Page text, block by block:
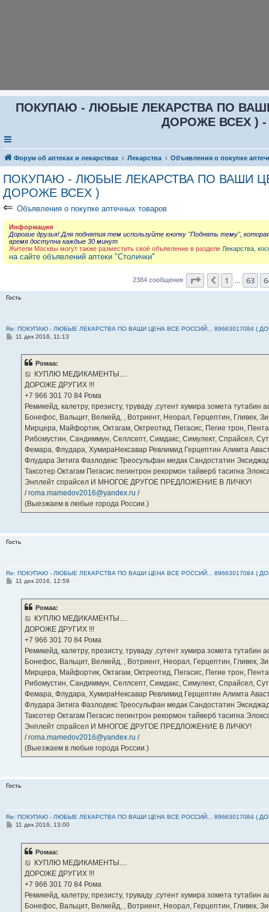
ПОКУПАЮ - ЛЮБЫЕ ЛЕКАРСТВА ПО ВАШИ
ДОРОЖЕ ВСЕХ ) -
Форум об аптеках и лекарствах Лекарства Объявления о покупке
ПОКУПАЮ - ЛЮБЫЕ ЛЕКАРСТВА ПО ВАШИ
ДОРОЖЕ ВСЕХ )
⇐ Объявления о покупке аптечных товаров
Информация
Дорогие друзья! Для поднятия тем используйте кнопку "Поднять тему",
время доступна каждые 30 минут
Жители Москвы могут также разместить своё объявление в разделе Лекарства,
на сайте объявлений аптеки "Столички"
2384 сообщения Страница 65из
Пред.
1 63
Гость
Re: ПОКУПАЮ - ЛЮБЫЕ ЛЕКАРСТВА ПО ВАШИ ЦЕНА ВСЕ РОССИЙ... 89663017084 (
С11 дек 2016, 11:13
Ромаа:
КУПЛЮ МЕДИКАМЕНТЫ....
ДОРОЖЕ ДРУГИХ !!!
‪+7 966 301 70 84‬ Рома
Ремикейд, калетру, презисту, труваду ,сутент хумира зомета
Бонефос, Вальцит, Велкейд, , Вотриент, Неорал, Герцептин, Гливек,
Мирцера, Майфортик, Октагам, Октреотид, Пегасис, Пегие трон,
Рибомустин, Сандиммун, Селлсепт, Симдакс, Симулект, Спрайсел,
Фемара, Флудара, ХумираНексавар Ревлимид Герцептин Алимта
Флудара Зитига Фазлодекс Треосульфан медак Сандостатин
Таксотер Октагам Пегасис пегинтрон рекормон тайверб тасигна
Энплейт спрайсел И МНОГОЕ ДРУГОЕ ПРЕДЛОЖЕНИЕ В ЛИЧКУ!
/roma.mamedov2016@yandex.ru /
(Выезжаем в любые города России.)
Гость
Re: ПОКУПАЮ - ЛЮБЫЕ ЛЕКАРСТВА ПО ВАШИ ЦЕНА ВСЕ РОССИЙ... 89663017084 (
С11 дек 2016, 12:59
Ромаа:
КУПЛЮ МЕДИКАМЕНТЫ....
ДОРОЖЕ ДРУГИХ !!!
‪+7 966 301 70 84‬ Рома
Ремикейд, калетру, презисту, труваду ,сутент хумира зомета
Бонефос, Вальцит, Велкейд, , Вотриент, Неорал, Герцептин, Гливек,
Мирцера, Майфортик, Октагам, Октреотид, Пегасис, Пегие трон,
Рибомустин, Сандиммун, Селлсепт, Симдакс, Симулект, Спрайсел,
Фемара, Флудара, ХумираНексавар Ревлимид Герцептин Алимта
Флудара Зитига Фазлодекс Треосульфан медак Сандостатин
Таксотер Октагам Пегасис пегинтрон рекормон тайверб тасигна
Энплейт спрайсел И МНОГОЕ ДРУГОЕ ПРЕДЛОЖЕНИЕ В ЛИЧКУ!
/roma.mamedov2016@yandex.ru /
(Выезжаем в любые города России.)
Гость
Re: ПОКУПАЮ - ЛЮБЫЕ ЛЕКАРСТВА ПО ВАШИ ЦЕНА ВСЕ РОССИЙ... 89663017084 (
С11 дек 2016, 13:00
Ромаа:
КУПЛЮ МЕДИКАМЕНТЫ....
ДОРОЖЕ ДРУГИХ !!!
‪+7 966 301 70 84‬ Рома
Ремикейд, калетру, презисту, труваду ,сутент хумира зомета
Бонефос, Вальцит, Велкейд, , Вотриент, Неорал, Герцептин, Гливек,